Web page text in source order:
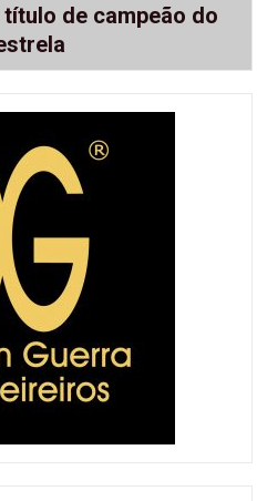
de campeão do